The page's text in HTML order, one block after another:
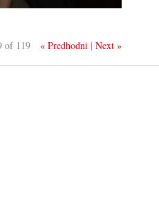
of 119 « Predhodni |Next »